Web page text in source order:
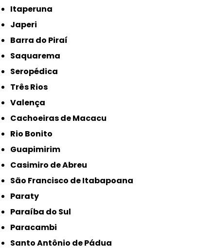
Itaperuna
Japeri
Barra do Piraí
Saquarema
Seropédica
Três Rios
Valença
Cachoeiras de Macacu
Rio Bonito
Guapimirim
Casimiro de Abreu
São Francisco de Itabapoana
Paraty
Paraíba do Sul
Paracambi
Santo Antônio de Pádua